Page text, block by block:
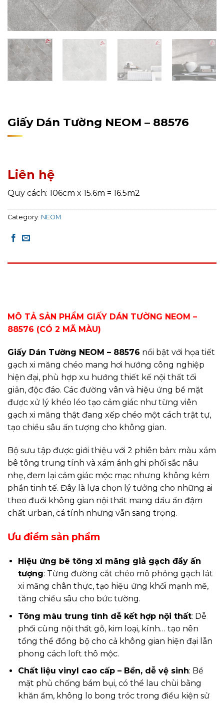
Giấy Dán Tường NEOM – 88576
Liên hệ
Quy cách: 106cm x 15.6m = 16.5m2
Category: NEOM
MÔ TẢ SẢN PHẨM GIẤY DÁN TƯỜNG NEOM –
88576 (CÓ 2 MÃ MÀU)
Giấy Dán Tường NEOM – 88576 nổi bật với họa tiết
gạch xi măng chéo mang hơi hướng công nghiệp
hiện đại, phù hợp xu hướng thiết kế nội thất tối
giản, độc đáo. Các đường vân và hiệu ứng bề mặt
được xử lý khéo léo tạo cảm giác như từng viên
gạch xi măng thật đang xếp chéo một cách trật tự,
tạo chiều sâu ấn tượng cho không gian.
Bộ sưu tập được giới thiệu với 2 phiên bản: màu xám
bê tông trung tính và xám ánh ghi phối sắc nâu
nhẹ, đem lại cảm giác mộc mạc nhưng không kém
phần tinh tế. Đây là lựa chọn lý tưởng cho những ai
theo đuổi không gian nội thất mang dấu ấn đậm
chất urban, cá tính nhưng vẫn sang trọng.
Ưu điểm sản phẩm
Hiệu ứng bê tông xi măng giả gạch đầy ấn
tượng: Từng đường cắt chéo mô phỏng gạch lát
xi măng chân thực, tạo hiệu ứng khối mạnh mẽ,
tăng chiều sâu cho bức tường.
Tông màu trung tính dễ kết hợp nội thất: Dễ
phối cùng nội thất gỗ, kim loại, kính… tạo nên
tổng thể đồng bộ cho cả không gian hiện đại lẫn
phong cách loft thô mộc.
Chất liệu vinyl cao cấp – Bền, dễ vệ sinh: Bề
mặt phủ chống bám bụi, có thể lau chùi bằng
khăn ẩm, không lo bong tróc trong điều kiện sử